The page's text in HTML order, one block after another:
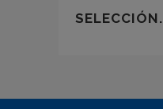
SELECCIÓN.